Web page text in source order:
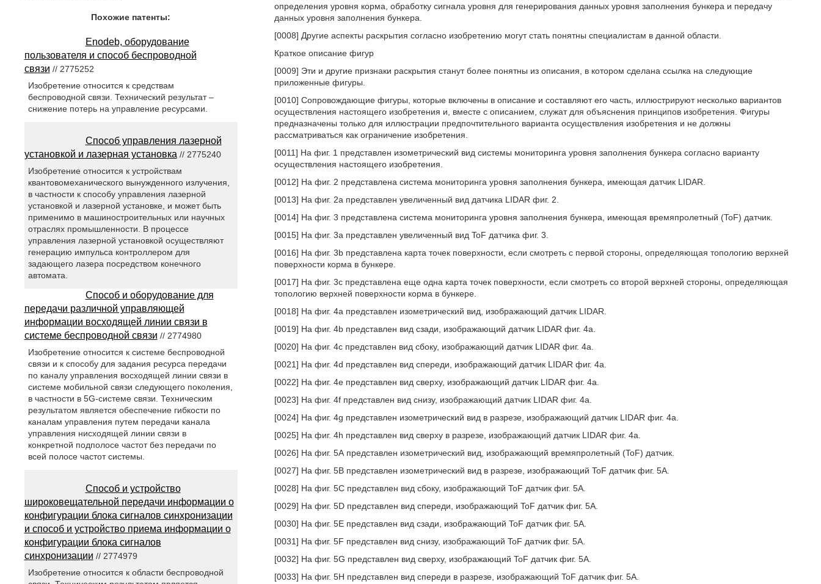
определения уровня корма, обработку сигнала уровня для генерирования данных уровня заполнения бункера и передачу
данных уровня заполнения бункера.
[0008] Другие аспекты раскрытия согласно изобретению могут стать понятны специалистам в данной области.
Краткое описание фигур
[0009] Эти и другие признаки раскрытия станут более понятны из описания, в котором сделана ссылка на следующие
приложенные фигуры.
[0010] Сопровождающие фигуры, которые включены в описание и составляют его часть, иллюстрируют несколько вариантов
осуществления настоящего изобретения и, вместе с описанием, служат для объяснения принципов изобретения. Фигуры
предназначены только для иллюстрации предпочтительного варианта осуществления изобретения и не должны
рассматриваться как ограничение изобретения.
[0011] На фиг. 1 представлен изометрический вид системы мониторинга уровня заполнения бункера согласно варианту
осуществления настоящего изобретения.
[0012] На фиг. 2 представлена система мониторинга уровня заполнения бункера, имеющая датчик LIDAR.
[0013] На фиг. 2а представлен увеличенный вид датчика LIDAR фиг. 2.
[0014] На фиг. 3 представлена система мониторинга уровня заполнения бункера, имеющая времяпролетный (ToF) датчик.
[0015] На фиг. 3а представлен увеличенный вид ToF датчика фиг. 3.
[0016] На фиг. 3b представлена карта точек поверхности, если смотреть с первой стороны, определяющая топологию верхней
поверхности корма в бункере.
[0017] На фиг. 3с представлена еще одна карта точек поверхности, если смотреть со второй верхней стороны, определяющая
топологию верхней поверхности корма в бункере.
[0018] На фиг. 4а представлен изометрический вид, изображающий датчик LIDAR.
[0019] На фиг. 4b представлен вид сзади, изображающий датчик LIDAR фиг. 4а.
[0020] На фиг. 4с представлен вид сбоку, изображающий датчик LIDAR фиг. 4а.
[0021] На фиг. 4d представлен вид спереди, изображающий датчик LIDAR фиг. 4а.
[0022] На фиг. 4е представлен вид сверху, изображающий датчик LIDAR фиг. 4а.
[0023] На фиг. 4f представлен вид снизу, изображающий датчик LIDAR фиг. 4а.
[0024] На фиг. 4g представлен изометрический вид в разрезе, изображающий датчик LIDAR фиг. 4а.
[0025] На фиг. 4h представлен вид сверху в разрезе, изображающий датчик LIDAR фиг. 4а.
[0026] На фиг. 5А представлен изометрический вид, изображающий времяпролетный (ToF) датчик.
[0027] На фиг. 5В представлен изометрический вид в разрезе, изображающий ToF датчик фиг. 5А.
[0028] На фиг. 5С представлен вид сбоку, изображающий ToF датчик фиг. 5А.
[0029] На фиг. 5D представлен вид спереди, изображающий ToF датчик фиг. 5А.
[0030] На фиг. 5Е представлен вид сзади, изображающий ToF датчик фиг. 5А.
[0031] На фиг. 5F представлен вид снизу, изображающий ToF датчик фиг. 5А.
[0032] На фиг. 5G представлен вид сверху, изображающий ToF датчик фиг. 5А.
[0033] На фиг. 5Н представлен вид спереди в разрезе, изображающий ToF датчик фиг. 5А.
Похожие патенты:
Enodeb, оборудование
пользователя и способ беспроводной
связи // 2775252
Изобретение относится к средствам
беспроводной связи. Технический результат –
снижение потерь на управление ресурсами.
Способ управления лазерной
установкой и лазерная установка // 2775240
Изобретение относится к устройствам
квантовомеханического вынужденного излучения,
в частности к способу управления лазерной
установкой и лазерной установке, и может быть
применимо в машиностроительных или научных
отраслях промышленности. В процессе
управления лазерной установкой осуществляют
генерацию импульса контроллером для
задающего лазера посредством конечного
автомата.
Способ и оборудование для
передачи различной управляющей
информации восходящей линии связи в
системе беспроводной связи // 2774980
Изобретение относится к системе беспроводной
связи и к способу для задания ресурса передачи
по каналу управления восходящей линии связи в
системе мобильной связи следующего поколения,
в частности в 5G-системе связи. Техническим
результатом является обеспечение гибкости по
каналам управления путем передачи канала
управления нисходящей линии связи в
конкретной подполосе частот без передачи по
всей полосе частот системы.
Способ и устройство
широковещательной передачи информации о
конфигурации блока сигналов синхронизации
и способ и устройство приема информации о
конфигурации блока сигналов
синхронизации // 2774979
Изобретение относится к области беспроводной